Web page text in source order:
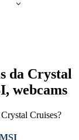
da Crystal
webcams
Cruises?